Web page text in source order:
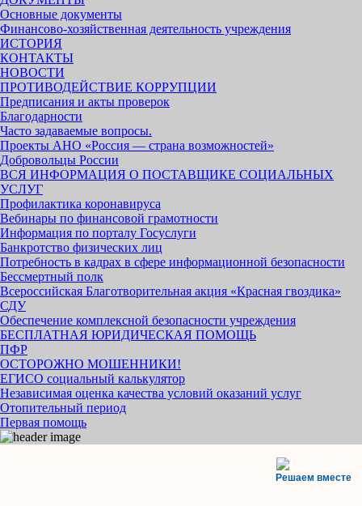
Основные документы
Финансово-хозяйственная деятельность учреждения
ИСТОРИЯ
КОНТАКТЫ
НОВОСТИ
ПРОТИВОДЕЙСТВИЕ КОРРУПЦИИ
Предписания и акты проверок
Благодарности
Часто задаваемые вопросы.
Проекты АНО «Россия — страна возможностей»
Добровольцы России
ВСЯ ИНФОРМАЦИЯ О ПОСТАВЩИКЕ СОЦИАЛЬНЫХ
УСЛУГ
Профилактика коронавируса
Вебинары по финансовой грамотности
Информация по порталу Госуслуги
Банкротство физических лиц
Потребность в кадрах в сфере информационной безопасности
Бессмертный полк
Всероссийская Благотворительная акция «Красная гвоздика»
СДУ
Обеспечение комплексной безопасности учреждения
БЕСПЛАТНАЯ ЮРИДИЧЕСКАЯ ПОМОЩЬ
ПФР
ОСТОРОЖНО МОШЕННИКИ!
ЕГИСО социальный калькулятор
Независимая оценка качества условий оказаний услуг
Отопительный период
Первая помощь
Решаем вместе